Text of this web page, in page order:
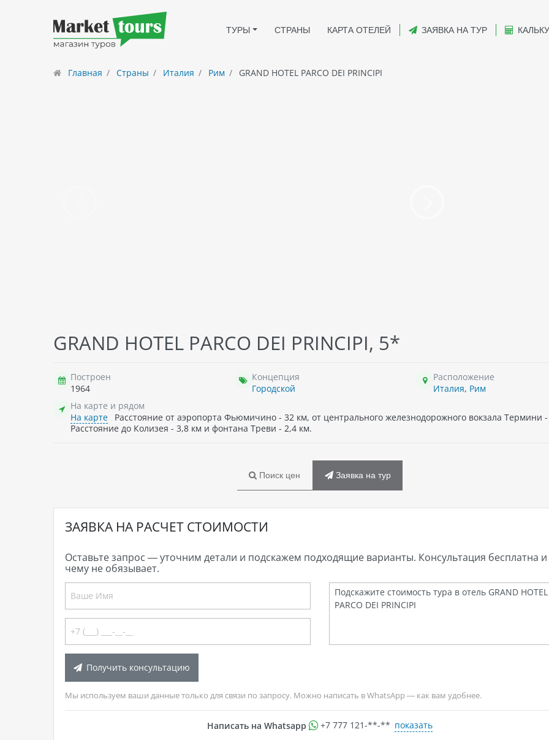
ТУРЫ СТРАНЫ КАРТА ОТЕЛЕЙ ЗАЯВКА НА ТУР
Главная Страны Италия Рим GRAND HOTEL PARCO DEI PRINCIPI
GRAND HOTEL PARCO DEI PRINCIPI, 5*
Построен
1964
Концепция
Городской
Расположение
Италия, Рим
На карте и рядом
На карте
Расстояние от аэропорта Фьюмичино - 32 км, от центрального железнодорожного вокзала Термини
Расстояние до Колизея - 3,8 км и фонтана Треви - 2,4 км.
Поиск цен Заявка на тур
ЗАЯВКА НА РАСЧЕТ СТОИМОСТИ
Оставьте запрос — уточним детали и подскажем подходящие варианты. Консультация бесплатна и
чему не обязывает.
Получить консультацию
Мы используем ваши данные только для связи по запросу. Можно написать в WhatsApp — как вам удобнее.
Написать на Whatsapp +7 777 121-**-** показать